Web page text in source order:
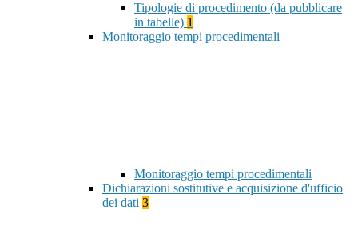
Tipologie di procedimento (da pubblicare
in tabelle) 1
Monitoraggio tempi procedimentali
Monitoraggio tempi procedimentali
Dichiarazioni sostitutive e acquisizione d'ufficio
dei dati 3